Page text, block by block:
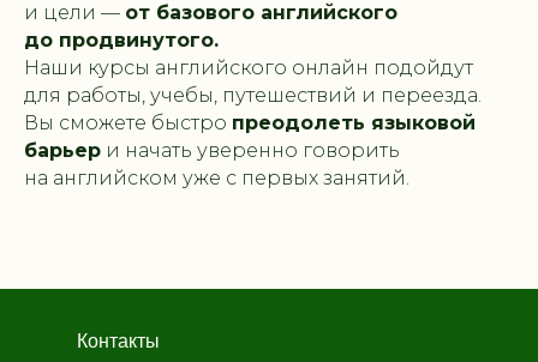
и цели — от базового английского
до продвинутого.
Наши курсы английского онлайн подойдут
для работы, учебы, путешествий и переезда.
Вы сможете быстро преодолеть языковой
барьер и начать уверенно говорить
на английском уже с первых занятий.
Контакты